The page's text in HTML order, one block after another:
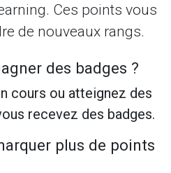
Ces points vous
de nouveaux rangs.
des badges ?
cours ou atteignez des
recevez des badges.
plus de points